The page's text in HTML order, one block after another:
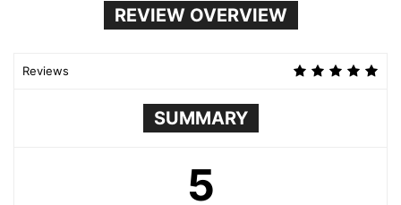
REVIEW OVERVIEW
Reviews
SUMMARY
5